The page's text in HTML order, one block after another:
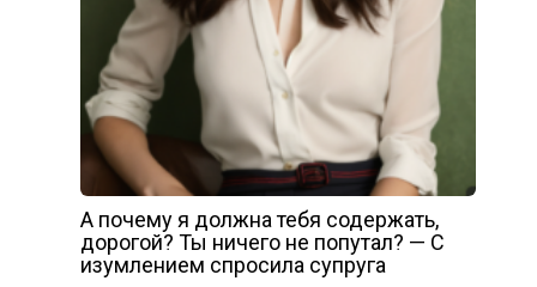
А почему я должна тебя содержать,
дорогой? Ты ничего не попутал? — С
изумлением спросила супруга